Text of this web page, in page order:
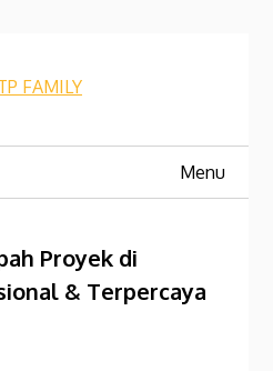
Menu
Proyek di
& Terpercaya